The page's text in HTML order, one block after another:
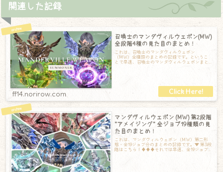
関連した記録
召喚士のマンダヴィルウェポン(MW)
全段階4種の見た目のまとめ！
これは、召喚士のマンダヴィルウェポン
（MW）全種類のまとめの記録です。というこ
とで早速、召喚士のマンダヴィルウェポンまと
めです！第一段階：マンダヴィル第一形態の
ff14.norirow.com
マンダヴィルウェポン (MW) 第2段階
"アメイジング" 全ジョブ19種類の見
た目のまとめ！
これは、マンダヴィルウェポン（MW）第二形
態・全19ジョブ分のまとめの記録です。▼ 第3段
階はこちら！♦♦♦それでは早速、全19ジョブ